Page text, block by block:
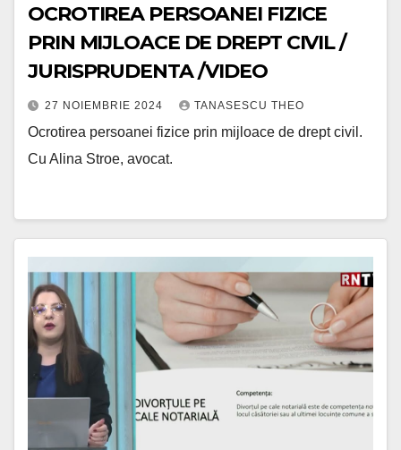
OCROTIREA PERSOANEI FIZICE
PRIN MIJLOACE DE DREPT CIVIL /
JURISPRUDENTA /VIDEO
27 NOIEMBRIE 2024 TANASESCU THEO
Ocrotirea persoanei fizice prin mijloace de drept civil.
Cu Alina Stroe, avocat.